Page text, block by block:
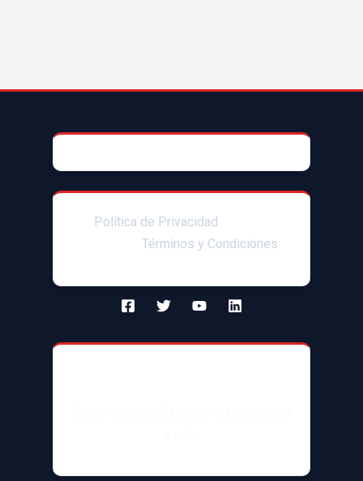
© 2025 AccesoriosParaAutoMX
Política de Privacidad
Términos y Condiciones